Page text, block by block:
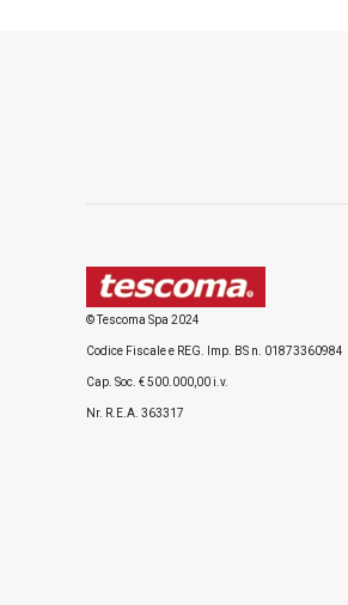
© Tescoma Spa 2024
Codice Fiscale e REG. Imp. BS n. 01873360984
Cap. Soc. € 500.000,00 i.v.
Nr. R.E.A. 363317